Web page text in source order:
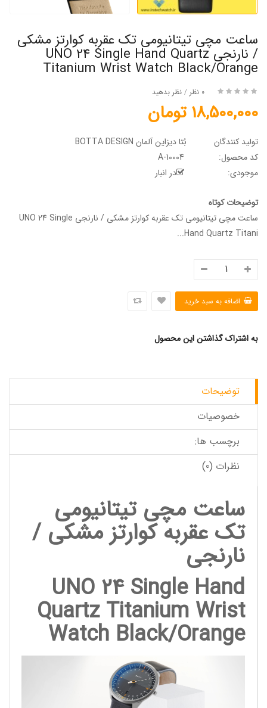
ساعت مچی تیتانیومی تک عقربه کوارتز مشکی
/ نارنجی UNO 24 Single Hand Quartz
Titanium Wrist Watch Black/Orange
0 نظر / نظر بدهید
18,500,000 تومان
تولید کنندگان
بُتا دیزاین آلمان BOTTA DESIGN
کد محصول:
موجودی:
در انبار
توضیحات کوتاه
ساعت مچی تیتانیومی تک عقربه کوارتز مشکی / نارنجی UNO 24 Single
Hand Quartz Titani...
به اشتراک گذاشتن این محصول
توضیحات
خصوصیات
برچسب ها:
نظرات (0)
ساعت مچی تیتانیومی
تک عقربه کوارتز مشکی /
نارنجی
UNO 24 Single Hand
Quartz Titanium Wrist
Watch Black/Orange